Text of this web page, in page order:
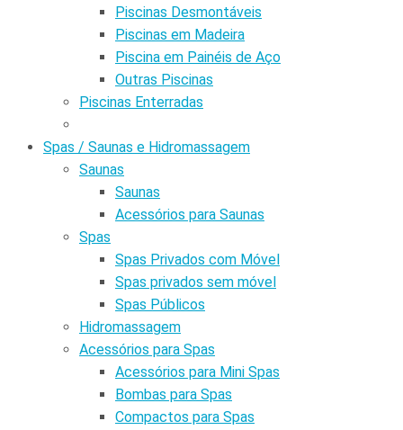
Piscinas Desmontáveis
Piscinas em Madeira
Piscina em Painéis de Aço
Outras Piscinas
Piscinas Enterradas
Spas / Saunas e Hidromassagem
Saunas
Saunas
Acessórios para Saunas
Spas
Spas Privados com Móvel
Spas privados sem móvel
Spas Públicos
Hidromassagem
Acessórios para Spas
Acessórios para Mini Spas
Bombas para Spas
Compactos para Spas